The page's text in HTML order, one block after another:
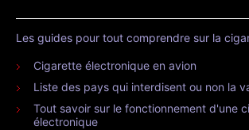
Les guides pour tout comprendre sur la
Cigarette électronique en avion
Liste des pays qui interdisent ou non la
Tout savoir sur le fonctionnement d'une
électronique